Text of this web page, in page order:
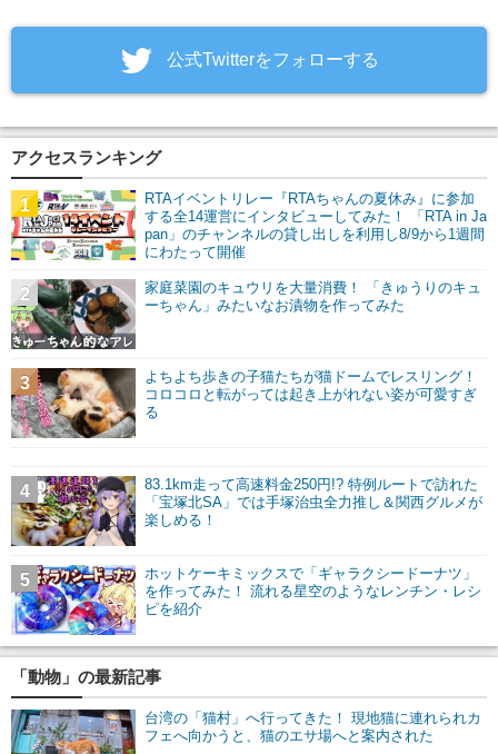
‎公式Twitterをフォローする
アクセスランキング
RTAイベントリレー『RTAちゃんの夏休み』に参加
する全14運営にインタビューしてみた！ 「RTA in Ja
pan」のチャンネルの貸し出しを利用し8/9から1週間
にわたって開催
1
家庭菜園のキュウリを大量消費！ 「きゅうりのキュ
ーちゃん」みたいなお漬物を作ってみた
2
よちよち歩きの子猫たちが猫ドームでレスリング！
コロコロと転がっては起き上がれない姿が可愛すぎ
る
3
83.1km走って高速料金250円!? 特例ルートで訪れた
「宝塚北SA」では手塚治虫全力推し＆関西グルメが
楽しめる！
4
ホットケーキミックスで「ギャラクシードーナツ」
を作ってみた！ 流れる星空のようなレンチン・レシ
ピを紹介
5
「動物」の最新記事
台湾の「猫村」へ行ってきた！ 現地猫に連れられカ
フェへ向かうと、猫のエサ場へと案内された